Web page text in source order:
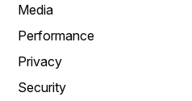
Media
Performance
Privacy
Security